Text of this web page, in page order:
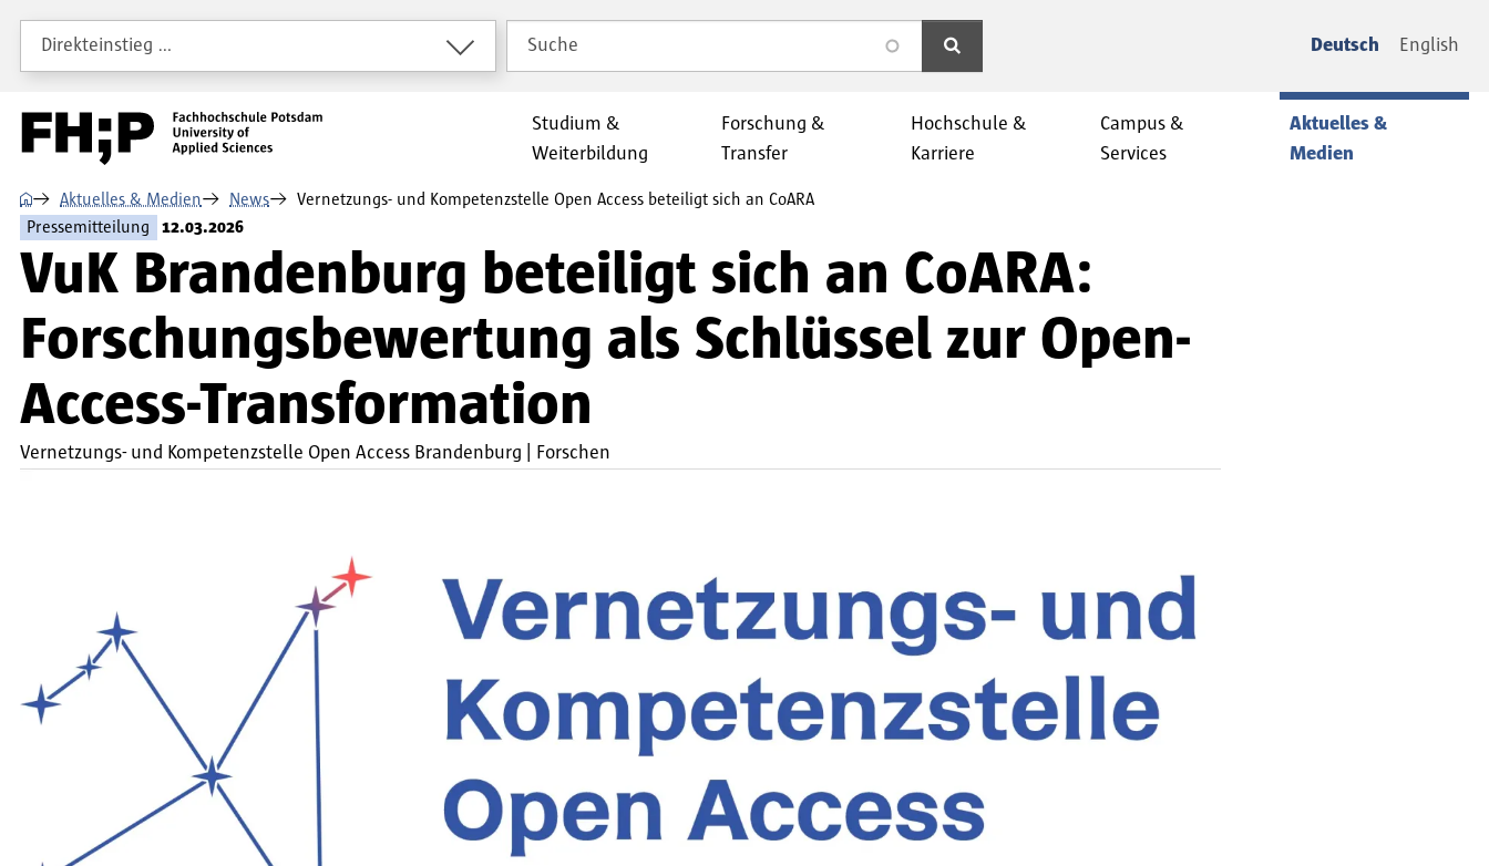
Direkt zum Inhalt
Direkt zur Hauptnavigation
Direkt zum Fußbereich
Direkteinstieg …
Suche
search Deutsch English
Studium &
Weiterbildung
Forschung &
Transfer
Hochschule &
Karriere
Campus &
Services
Aktuelles &
Medien
⌂ Aktuelles & Medien News
Vernetzungs- und Kompetenzstelle Open Access beteiligt sich an CoARA
Pressemitteilung
12.03.2026
VuK Brandenburg beteiligt sich an CoARA:
Forschungsbewertung als Schlüssel zur Open-
Access-Transformation
Vernetzungs- und Kompetenzstelle Open Access Brandenburg Forschen